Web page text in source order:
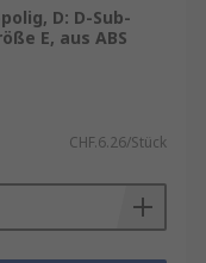
D: D-Sub-
E, aus ABS
CHF.6.26/Stück